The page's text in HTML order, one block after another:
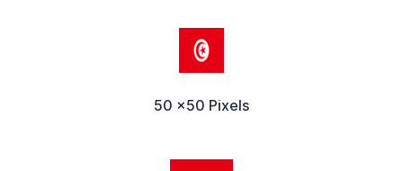
50 x50 Pixels